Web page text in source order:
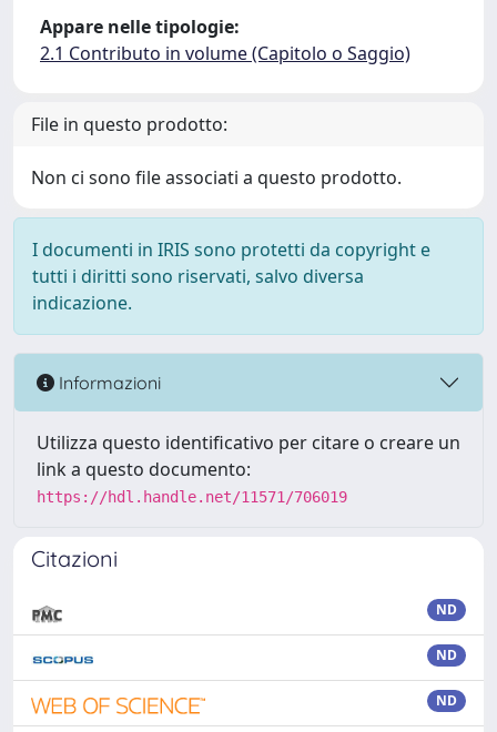
Appare nelle tipologie:
2.1 Contributo in volume (Capitolo o Saggio)
File in questo prodotto:
Non ci sono file associati a questo prodotto.
I documenti in IRIS sono protetti da copyright e
tutti i diritti sono riservati, salvo diversa
indicazione.
Informazioni
Utilizza questo identificativo per citare o creare un
link a questo documento:
https://hdl.handle.net/11571/706019
Citazioni
ND
ND
ND